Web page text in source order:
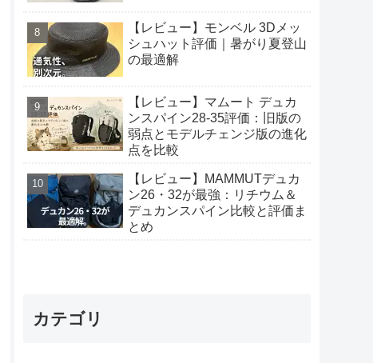
【レビュー】モンベル 3Dメッ
シュハット評価｜暑がり夏登山
の最適解
【レビュー】マムート デュカ
ンスパイン28-35評価：旧版の
弱点とモデルチェンジ版の進化
点を比較
【レビュー】MAMMUTデュカ
ン26・32が最強：リチウム＆
デュカンスパイン比較と評価ま
とめ
カテゴリ